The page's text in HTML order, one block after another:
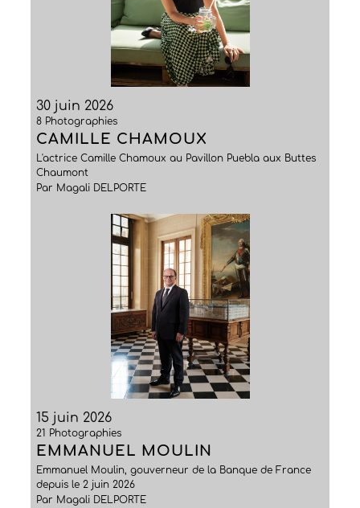
30 juin 2026
8 Photographies
CAMILLE CHAMOUX
L'actrice Camille Chamoux au Pavillon Puebla aux Buttes
Chaumont
Par Magali DELPORTE
15 juin 2026
21 Photographies
EMMANUEL MOULIN
Emmanuel Moulin, gouverneur de la Banque de France
depuis le 2 juin 2026
Par Magali DELPORTE